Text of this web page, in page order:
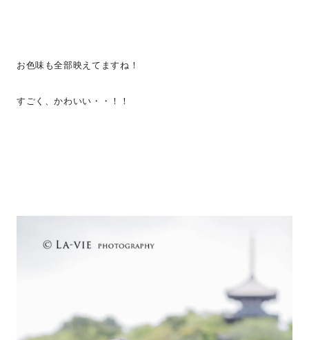
お色味も全部映えてますね！
すごく、かわいい・・！！